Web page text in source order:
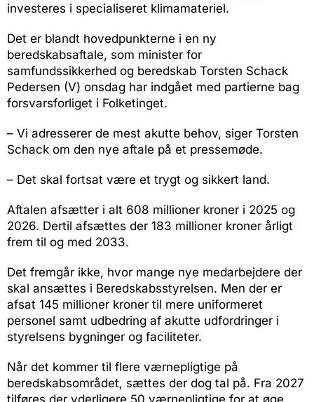
investeres i specialiseret klimamateriel.
Det er blandt hovedpunkterne i en ny
beredskabsaftale, som minister for
samfundssikkerhed og beredskab Torsten Schack
Pedersen (V) onsdag har indgået med partierne bag
forsvarsforliget i Folketinget.
– Vi adresserer de mest akutte behov, siger Torsten
Schack om den nye aftale på et pressemøde.
– Det skal fortsat være et trygt og sikkert land.
Aftalen afsætter i alt 608 millioner kroner i 2025 og
2026. Dertil afsættes der 183 millioner kroner årligt
frem til og med 2033.
Det fremgår ikke, hvor mange nye medarbejdere der
skal ansættes i Beredskabsstyrelsen. Men der er
afsat 145 millioner kroner til mere uniformeret
personel samt udbedring af akutte udfordringer i
styrelsens bygninger og faciliteter.
Når det kommer til flere værnepligtige på
beredskabsområdet, sættes der dog tal på. Fra 2027
tilføres der yderligere 50 værnepligtige for at øge